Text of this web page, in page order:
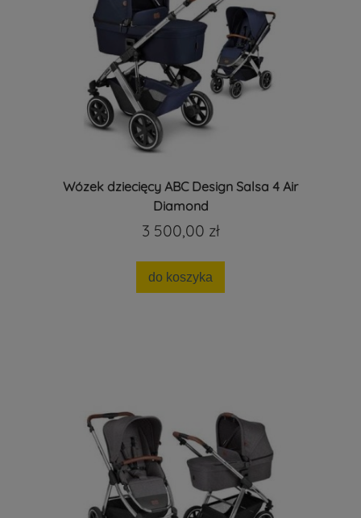
Wózek dziecięcy ABC Design Salsa 4 Air
Diamond
3 500,00 zł
do koszyka